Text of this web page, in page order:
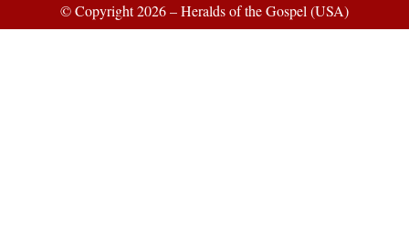
© Copyright 2026 – Heralds of the Gospel (USA)